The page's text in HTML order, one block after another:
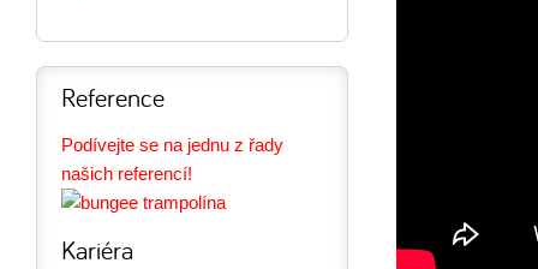
Reference
Podívejte se na jednu z řady
našich referencí!
Kariéra